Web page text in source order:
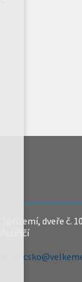
(přízemí, dveře č.